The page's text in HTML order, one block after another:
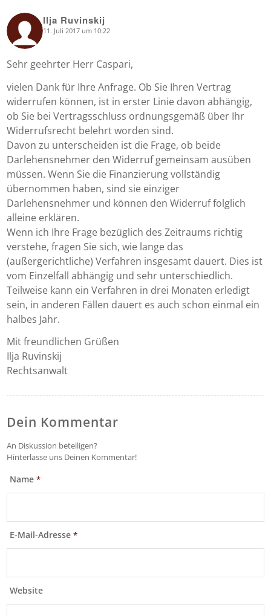
Ilja Ruvinskij
says: 11. Juli 2017 um 10:22
Sehr geehrter Herr Caspari,
vielen Dank für Ihre Anfrage. Ob Sie Ihren Vertrag
widerrufen können, ist in erster Linie davon abhängig,
ob Sie bei Vertragsschluss ordnungsgemäß über Ihr
Widerrufsrecht belehrt worden sind.
Davon zu unterscheiden ist die Frage, ob beide
Darlehensnehmer den Widerruf gemeinsam ausüben
müssen. Wenn Sie die Finanzierung vollständig
übernommen haben, sind sie einziger
Darlehensnehmer und können den Widerruf folglich
alleine erklären.
Wenn ich Ihre Frage bezüglich des Zeitraums richtig
verstehe, fragen Sie sich, wie lange das
(außergerichtliche) Verfahren insgesamt dauert. Dies ist
vom Einzelfall abhängig und sehr unterschiedlich.
Teilweise kann ein Verfahren in drei Monaten erledigt
sein, in anderen Fällen dauert es auch schon einmal ein
halbes Jahr.
Mit freundlichen Grüßen
Ilja Ruvinskij
Rechtsanwalt
Dein Kommentar
An Diskussion beteiligen?
Hinterlasse uns Deinen Kommentar!
Name*
E-Mail-Adresse*
Website